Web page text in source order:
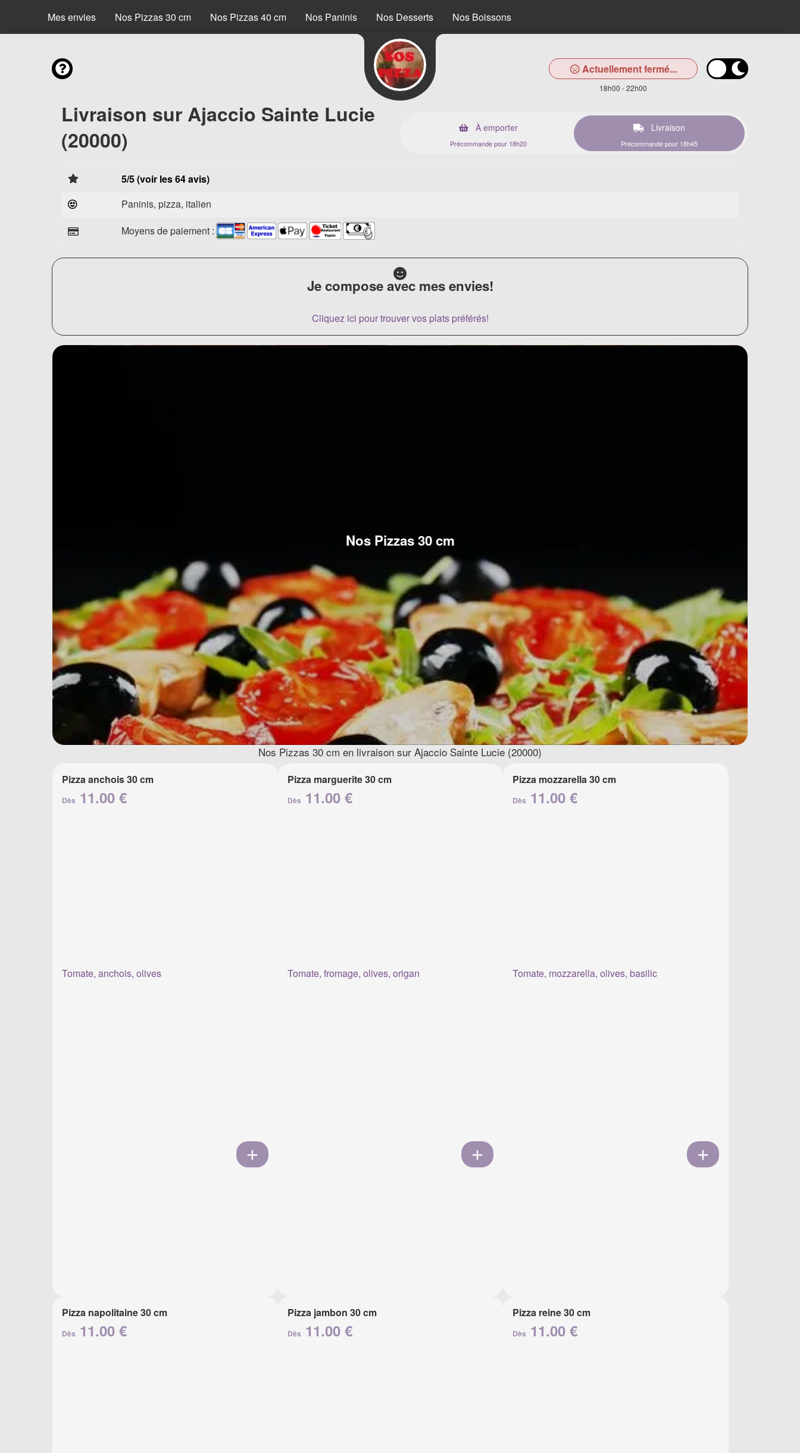
Mes envies Nos Pizzas 30 cm Nos Pizzas 40 cm Nos Paninis Nos Desserts Nos Boissons
Actuellement fermé...
18h00 - 22h00
Livraison sur Ajaccio Sainte Lucie
(20000)
À emporter
Précommande pour 18h20
Livraison
Précommande pour 18h45
5/5 (voir les 64 avis)
Paninis, pizza, italien
Moyens de paiement :
Je compose avec mes envies!
Cliquez ici pour trouver vos plats préférés!
Nos Pizzas 30 cm
Nos Pizzas 30 cm en livraison sur Ajaccio Sainte Lucie (20000)
Pizza anchois 30 cm
Dès 11.00 €
Tomate, anchois, olives
Pizza marguerite 30 cm
Dès 11.00 €
Tomate, fromage, olives, origan
Pizza mozzarella 30 cm
Dès 11.00 €
Tomate, mozzarella, olives, basilic
Pizza napolitaine 30 cm
Dès 11.00 €
Pizza jambon 30 cm
Dès 11.00 €
Pizza reine 30 cm
Dès 11.00 €